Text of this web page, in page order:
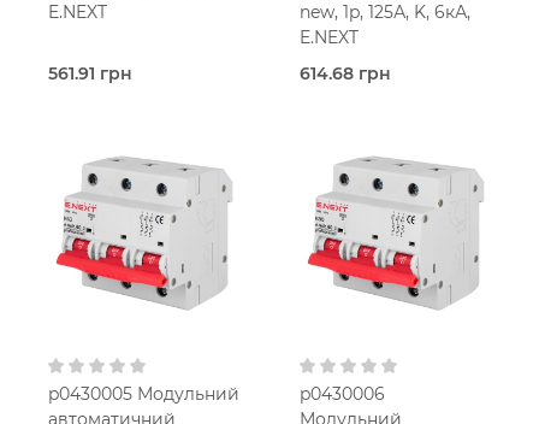
E.NEXT
561.91 грн
100,0 Ампер
1.5-
мод.
50 мм2
230V AC
new, 1p, 125А, K, 6кА,
E.NEXT
614.68 грн
125,0 Ампер
1.5-
мод.
50 мм2
230V AC
p0430005 Модульний
автоматичний
p0430006
Модульний